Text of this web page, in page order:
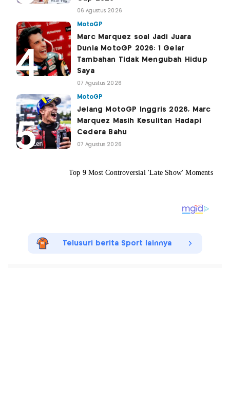
06 Agustus 2026
MotoGP
Marc Marquez soal Jadi Juara
Dunia MotoGP 2026: 1 Gelar
Tambahan Tidak Mengubah Hidup
Saya
07 Agustus 2026
MotoGP
Jelang MotoGP Inggris 2026, Marc
Marquez Masih Kesulitan Hadapi
Cedera Bahu
07 Agustus 2026
Telusuri berita Sport lainnya